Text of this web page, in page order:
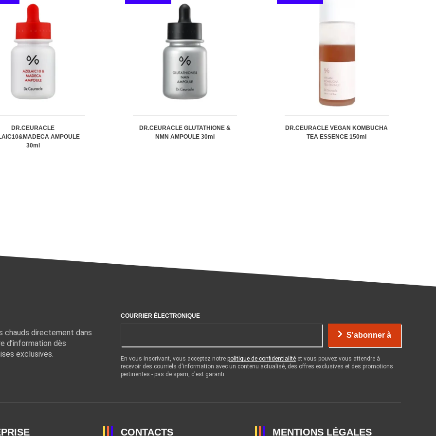
DR.CEURACLE
AMPOULE
30ml
DR.CEURACLE GLUTATHIONE &
NMN AMPOULE 30ml
DR.CEURACLE VEGAN KOMBUCHA
TEA ESSENCE 150ml
chauds directement dans
d’information dès
exclusives.
COURRIER ÉLECTRONIQUE
S'abonner à
En vous inscrivant, vous acceptez notre politique de confidentialité et vous pouvez vous attendre à
recevoir des courriels d'information avec un contenu actualisé, des offres exclusives et des promotions
pertinentes - pas de spam, c'est garanti.
CONTACTS MENTIONS LÉGALES